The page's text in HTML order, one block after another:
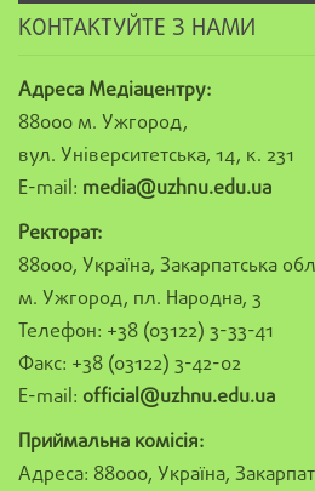
КОНТАКТУЙТЕ З НАМИ
Адреса Медіацентру:
88000 м. Ужгород,
вул. Університетська, 14, к. 231
E-mail: media@uzhnu.edu.ua
Ректорат:
88000, Україна, Закарпатська
м. Ужгород, пл. Народна, 3
Телефон: +38 (03122) 3-33-41
Факс: +38 (03122) 3-42-02
E-mail: official@uzhnu.edu.ua
Приймальна комісія:
Адреса: 88000, Україна,